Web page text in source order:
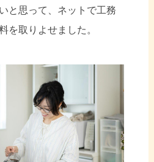
と思って、ネットで工務
を取りよせました。